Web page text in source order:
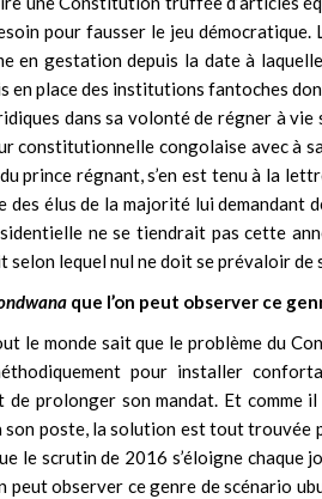
pour fausser le jeu démocratique.
en gestation depuis la date à
en place des institutions fantoches
dans sa volonté de régner à vie
constitutionnelle congolaise avec à
prince régnant, s’en est tenu à la
des élus de la majorité lui demandant
ne se tiendrait pas cette
selon lequel nul ne doit se prévaloir de
que l’on peut observer ce
le monde sait que le problème du
pour installer
prolonger son mandat. Et comme il
son poste, la solution est tout trouvée
le scrutin de 2016 s’éloigne chaque
peut observer ce genre de scénario